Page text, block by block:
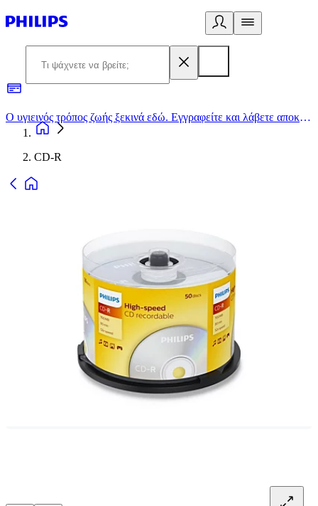
Ο υγιεινός τρόπος ζωής ξεκινά εδώ. Εγγραφείτε και λάβετε αποκλειστικές προσφορές
CD-R